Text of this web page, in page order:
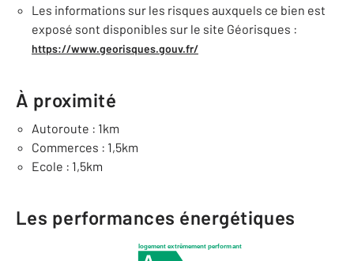
Les informations sur les risques auxquels ce bien est
exposé sont disponibles sur le site Géorisques :
https://www.georisques.gouv.fr/
À proximité
Autoroute : 1km
Commerces : 1,5km
Ecole : 1,5km
Les performances énergétiques
logement extrêmement performant